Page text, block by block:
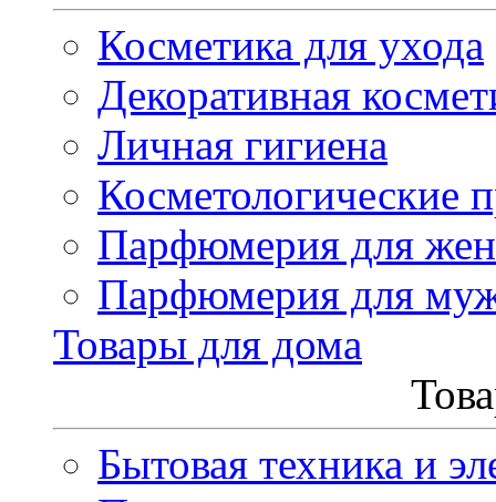
Косметика для ухода
Декоративная
Личная гигиена
Косметологические
Парфюмерия для
Парфюмерия для
Товары для дома
Бытовая техника и